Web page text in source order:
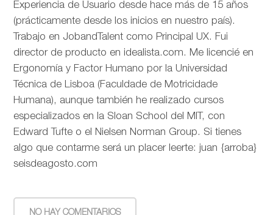
Experiencia de Usuario desde hace más de 15 años
(prácticamente desde los inicios en nuestro país).
Trabajo en JobandTalent como Principal UX. Fui
director de producto en idealista.com. Me licencié en
Ergonomía y Factor Humano por la Universidad
Técnica de Lisboa (Faculdade de Motricidade
Humana), aunque también he realizado cursos
especializados en la Sloan School del MIT, con
Edward Tufte o el Nielsen Norman Group. Si tienes
algo que contarme será un placer leerte: juan {arroba}
seisdeagosto.com
NO HAY COMENTARIOS